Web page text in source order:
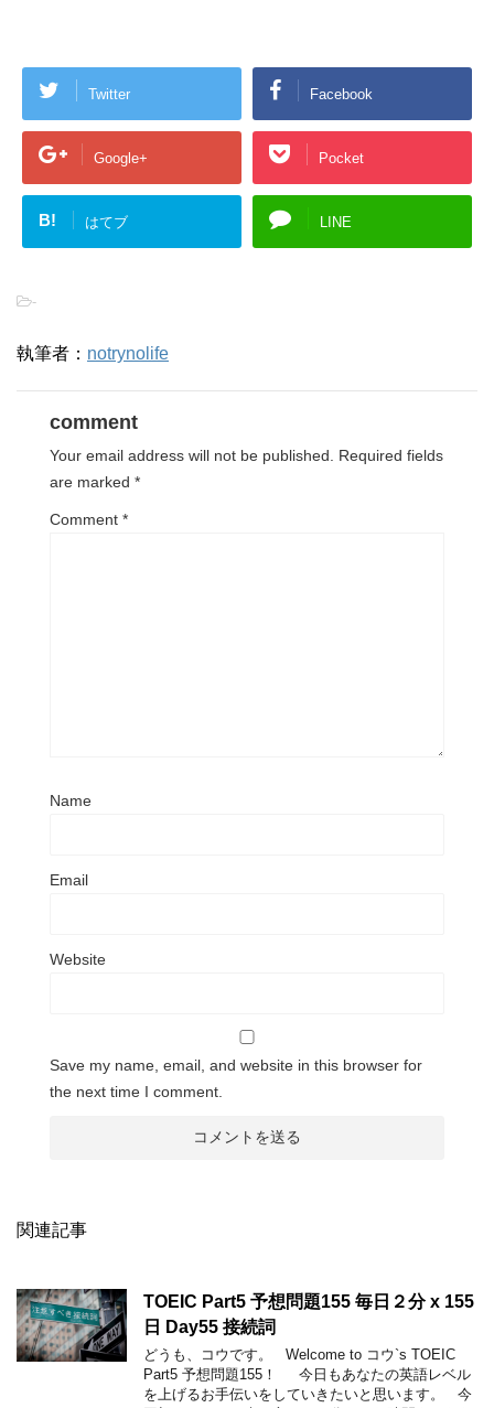
Twitter Facebook
Google+ Pocket
B! はてブ LINE
-
執筆者： notrynolife
comment
Your email address will not be published.
Required fields
are marked *
Comment *
Name
Email
Website
Save my name, email, and website in this browser for
the next time I comment.
関連記事
TOEIC Part5 予想問題155 毎日２分 x 155
日 Day55 接続詞
どうも、コウです。 Welcome to コウ`s TOEIC
Part5 予想問題155！ 今日もあなたの英語レベル
を上げるお手伝いをしていきたいと思います。 今